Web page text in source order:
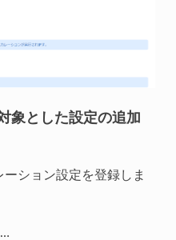
象とした設定の追加
ション設定を登録しま